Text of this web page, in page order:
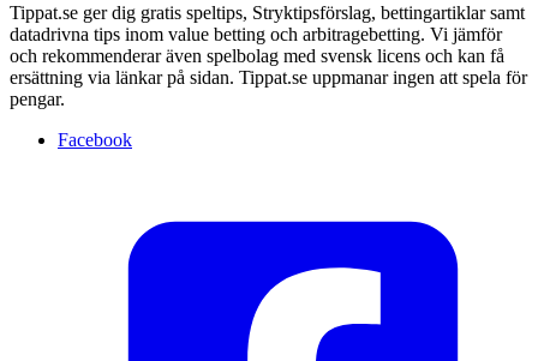
Tippat.se ger dig gratis speltips, Stryktipsförslag, bettingartiklar samt
datadrivna tips inom value betting och arbitragebetting. Vi jämför
och rekommenderar även spelbolag med svensk licens och kan få
ersättning via länkar på sidan. Tippat.se uppmanar ingen att spela för
pengar.
Facebook